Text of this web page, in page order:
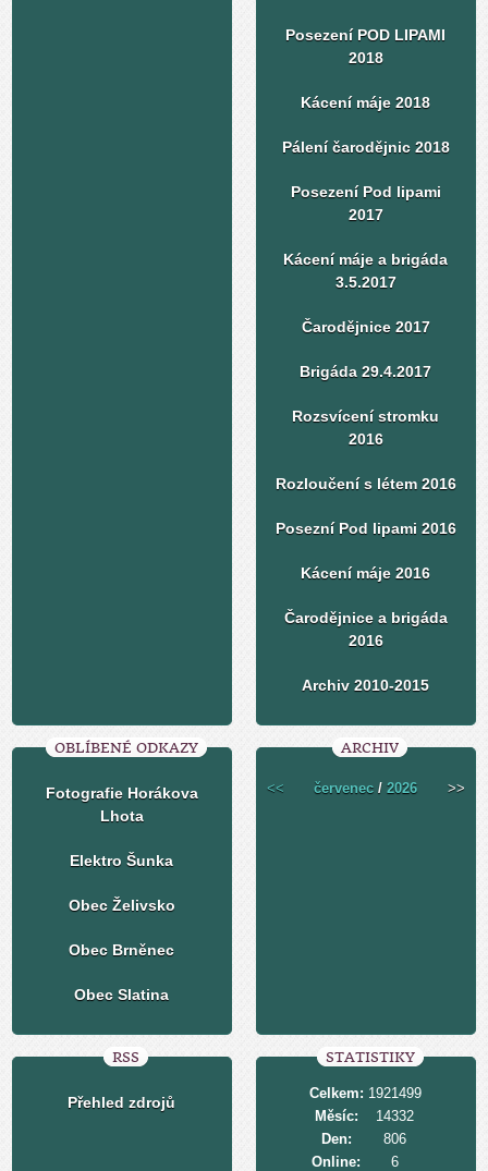
Posezení POD LIPAMI
2018
Kácení máje 2018
Pálení čarodějnic 2018
Posezení Pod lipami
2017
Kácení máje a brigáda
3.5.2017
Čarodějnice 2017
Brigáda 29.4.2017
Rozsvícení stromku
2016
Rozloučení s létem 2016
Posezní Pod lipami 2016
Kácení máje 2016
Čarodějnice a brigáda
2016
Archiv 2010-2015
OBLÍBENÉ ODKAZY
Fotografie Horákova
Lhota
Elektro Šunka
Obec Želivsko
Obec Brněnec
Obec Slatina
ARCHIV
<< červenec /2026 >>
RSS
Přehled zdrojů
STATISTIKY
Online: 6
Celkem: 1921499
Měsíc:
14332
Den:
806